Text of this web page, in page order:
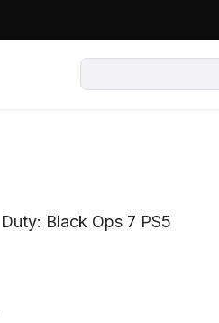
Black Ops 7 PS5